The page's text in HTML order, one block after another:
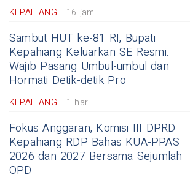
KEPAHIANG 16 jam
Sambut HUT ke-81 RI, Bupati
Kepahiang Keluarkan SE Resmi:
Wajib Pasang Umbul-umbul dan
Hormati Detik-detik Pro
KEPAHIANG 1 hari
Fokus Anggaran, Komisi III DPRD
Kepahiang RDP Bahas KUA-PPAS
2026 dan 2027 Bersama Sejumlah
OPD